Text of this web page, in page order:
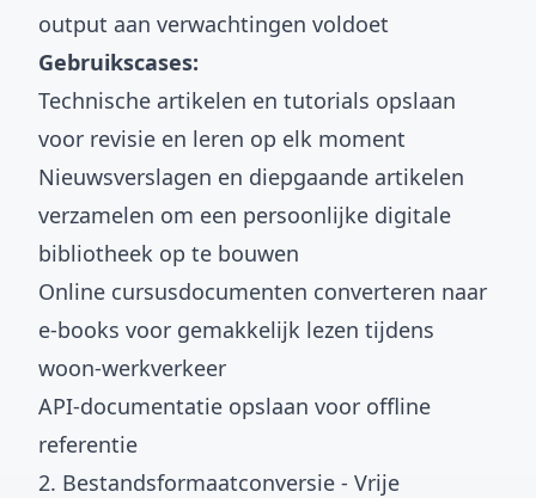
output aan verwachtingen voldoet
Gebruikscases:
Technische artikelen en tutorials opslaan
voor revisie en leren op elk moment
Nieuwsverslagen en diepgaande artikelen
verzamelen om een persoonlijke digitale
bibliotheek op te bouwen
Online cursusdocumenten converteren naar
e-books voor gemakkelijk lezen tijdens
woon-werkverkeer
API-documentatie opslaan voor offline
referentie
2. Bestandsformaatconversie - Vrije